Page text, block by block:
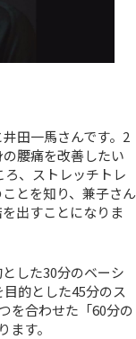
田一馬さんです。2
腰痛を改善したい
、ストレッチトレ
とを知り、兼子さん
出すことになりま
した30分のベーシ
的とした45分のス
を合わせた「60分の
す。